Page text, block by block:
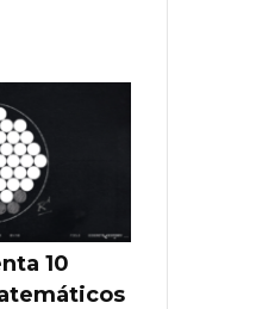
10